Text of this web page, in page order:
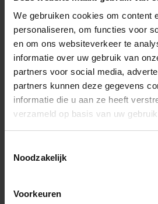
We gebruiken cookies om content
personaliseren, om functies voor
en om ons websiteverkeer te
informatie over uw gebruik van
partners voor social media,
partners kunnen deze gegevens
informatie die u aan ze heeft
verzameld op basis van uw
Noodzakelijk
Voorkeuren
Algemene voorwaarden Ome Dick
Over Ome Dick
Klachtenregeling Ome Dick
Retouren & Garantie Ome Dick
Privacyverklaring Ome Dick
Klantenservice